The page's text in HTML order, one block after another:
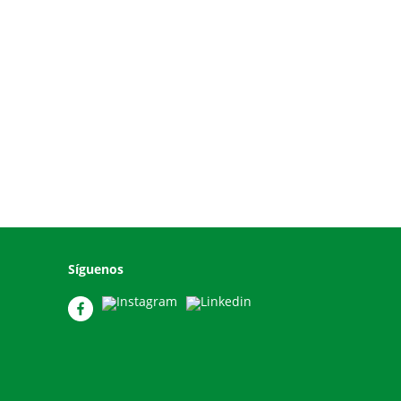
Síguenos